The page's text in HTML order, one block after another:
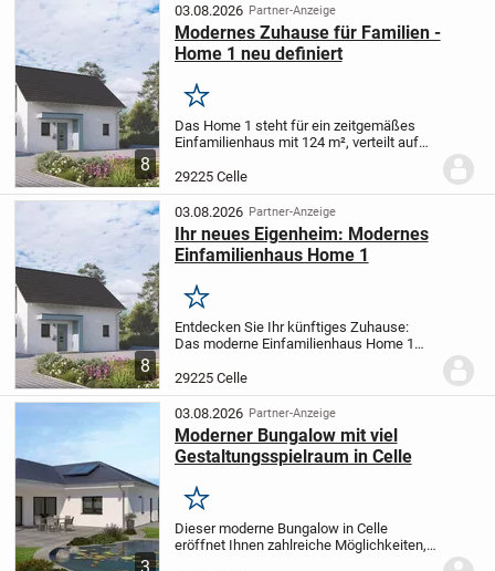
Schlafzimmern, haben...
8
03.08.2026 Partner-Anzeige
Modernes Zuhause für Familien -
Home 1 neu definiert
Merken
Das Home 1 steht für ein zeitgemäßes
Einfamilienhaus mit 124 m², verteilt auf
Räumen. Dieses Konzept richtet sich
insbesondere an Familien, die ein
stilvolles,...
29225 Celle
8
03.08.2026 Partner-Anzeige
Ihr neues Eigenheim: Modernes
Einfamilienhaus Home 1
Merken
Entdecken Sie Ihr künftiges Zuhause:
Das moderne Einfamilienhaus Home 1
Wohnfläche von 124 m², verteilt auf vier
helle Räume - ideal zugeschnitten für die
kleine...
29225 Celle
03.08.2026 Partner-Anzeige
Moderner Bungalow mit viel
Gestaltungsspielraum in Celle
Merken
Dieser moderne Bungalow in Celle
eröffnet Ihnen zahlreiche Möglichkeiten,